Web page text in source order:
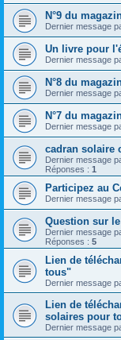
N°9 du
Dernier message
Un livre pour
Dernier message
N°8 du
Dernier message
N°7 du
Dernier message
cadran solaire
Dernier message
Réponses : 1
Participez au
Dernier message
Question sur
Dernier message
Réponses : 5
Lien de
tous"
Dernier message
Lien de
solaires pour
Dernier message